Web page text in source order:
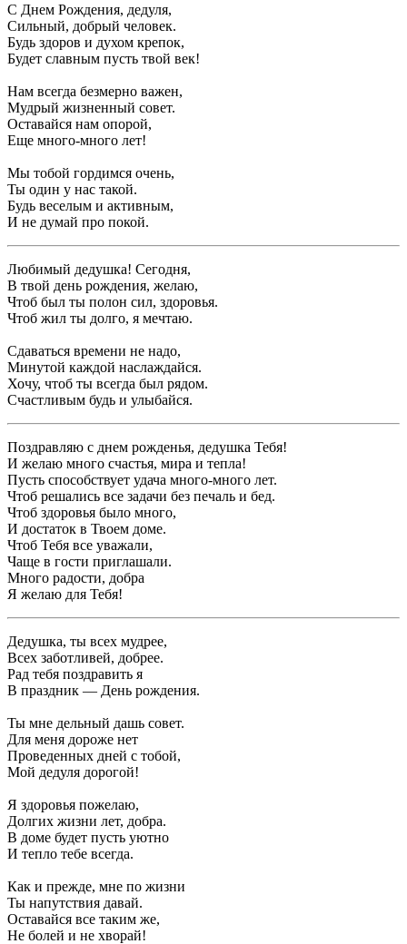
С Днем Рождения, дедуля,
Сильный, добрый человек.
Будь здоров и духом крепок,
Будет славным пусть твой век!
Нам всегда безмерно важен,
Мудрый жизненный совет.
Оставайся нам опорой,
Еще много-много лет!
Мы тобой гордимся очень,
Ты один у нас такой.
Будь веселым и активным,
И не думай про покой.
Любимый дедушка! Сегодня,
В твой день рождения, желаю,
Чтоб был ты полон сил, здоровья.
Чтоб жил ты долго, я мечтаю.
Сдаваться времени не надо,
Минутой каждой наслаждайся.
Хочу, чтоб ты всегда был рядом.
Счастливым будь и улыбайся.
Поздравляю с днем рожденья, дедушка Тебя!
И желаю много счастья, мира и тепла!
Пусть способствует удача много-много лет.
Чтоб решались все задачи без печаль и бед.
Чтоб здоровья было много,
И достаток в Твоем доме.
Чтоб Тебя все уважали,
Чаще в гости приглашали.
Много радости, добра
Я желаю для Тебя!
Дедушка, ты всех мудрее,
Всех заботливей, добрее.
Рад тебя поздравить я
В праздник — День рождения.
Ты мне дельный дашь совет.
Для меня дороже нет
Проведенных дней с тобой,
Мой дедуля дорогой!
Я здоровья пожелаю,
Долгих жизни лет, добра.
В доме будет пусть уютно
И тепло тебе всегда.
Как и прежде, мне по жизни
Ты напутствия давай.
Оставайся все таким же,
Не болей и не хворай!